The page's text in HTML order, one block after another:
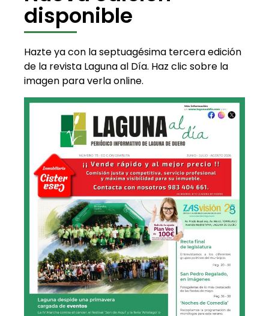
disponible
Hazte ya con la septuagésima tercera edición
de la revista Laguna al Día. Haz clic sobre la
imagen para verla online.